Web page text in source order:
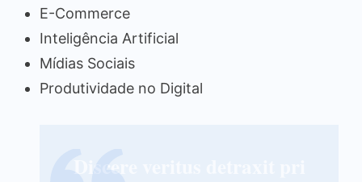
E-Commerce
Inteligência Artificial
Mídias Sociais
Produtividade no Digital
Discere veritus detraxit pri